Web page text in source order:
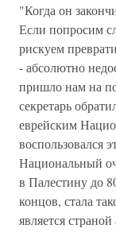
"Когда он
Если попросим
рискуем
- абсолютно
пришло нам на
секретарь
еврейским
воспользовался
Национальный
в Палестину до
концов, стала
является